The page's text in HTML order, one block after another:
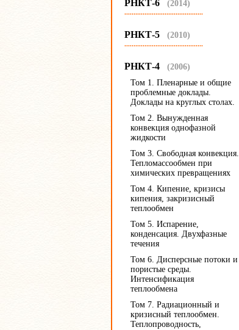
РНКТ-6 (2014)
...........................................
РНКТ-5 (2010)
...........................................
РНКТ-4 (2006)
Том 1. Пленарные и общие
проблемные доклады.
Доклады на круглых столах.
Том 2. Вынужденная
конвекция однофазной
жидкости
Том 3. Свободная конвекция.
Тепломассообмен при
химических превращениях
Том 4. Кипение, кризисы
кипения, закризисный
теплообмен
Том 5. Испарение,
конденсация. Двухфазные
течения
Том 6. Дисперсные потоки и
пористые среды.
Интенсификация
теплообмена
Том 7. Радиационный и
кризисный теплообмен.
Теплопроводность,